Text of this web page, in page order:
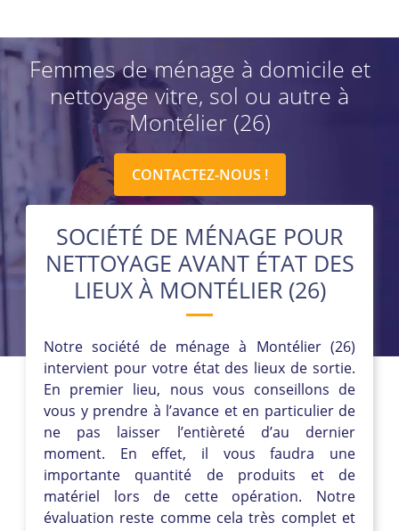
Femmes de ménage à domicile et
nettoyage vitre, sol ou autre à
Montélier (26)
CONTACTEZ-NOUS !
SOCIÉTÉ DE MÉNAGE POUR
NETTOYAGE AVANT ÉTAT DES
LIEUX À MONTÉLIER (26)
Notre société de ménage à Montélier (26)
intervient pour votre état des lieux de sortie.
En premier lieu, nous vous conseillons de
vous y prendre à l’avance et en particulier de
ne pas laisser l’entièreté d’au dernier
moment. En effet, il vous faudra une
importante quantité de produits et de
matériel lors de cette opération. Notre
évaluation reste comme cela très complet et